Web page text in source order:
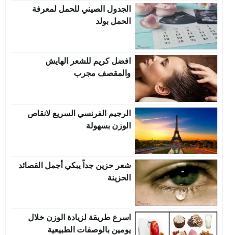
الجدول الصيني للحمل لمعرفة
الحمل بولد
افضل كريم للشعر الهايش
والمقصف مجرب
الرجيم الفرنسي السريع لانقاص
الوزن بسهولة
شعر حزين جداً يبكي أجمل القصائد
الحزينة
اسرع طريقة لزيادة الوزن خلال
يومين بالوصفات الطبيعية